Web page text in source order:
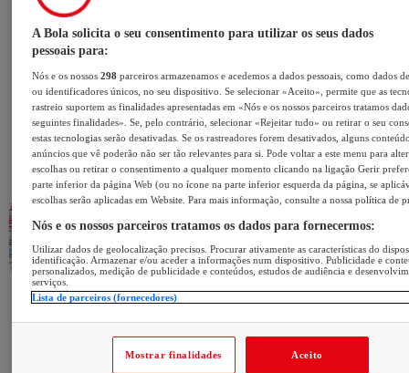
A Bola solicita o seu consentimento para utilizar os seus dados
pessoais para:
Nós e os nossos298 parceiros armazenamos e acedemos a dados pessoais, como dados
ou identificadores únicos, no seu dispositivo. Se selecionar «Aceito», permite que as
rastreio suportem as finalidades apresentadas em «Nós e os nossos parceiros tratamos
seguintes finalidades». Se, pelo contrário, selecionar «Rejeitar tudo» ou retirar o seu
estas tecnologias serão desativadas. Se os rastreadores forem desativados, alguns
anúncios que vê poderão não ser tão relevantes para si. Pode voltar a este menu para
escolhas ou retirar o consentimento a qualquer momento clicando na ligação Gerir
parte inferior da página Web (ou no ícone na parte inferior esquerda da página, se
escolhas serão aplicadas em Website. Para mais informação, consulte a nossa política de
Nós e os nossos parceiros tratamos os dados para fornecermos:
Utilizar dados de geolocalização precisos. Procurar ativamente as características do
identificação. Armazenar e/ou aceder a informações num dispositivo. Publicidade e
personalizados, medição de publicidade e conteúdos, estudos de audiência e
serviços.
Lista de parceiros (fornecedores)
Mostrar finalidades Aceito